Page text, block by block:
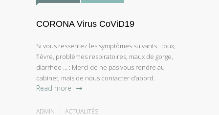
CORONA Virus CoViD19
Si vous ressentez les symptômes suivants : toux,
fièvre, problèmes respiratoires, maux de gorge,
diarrhée … : Merci de ne pas vous rendre au
cabinet, mais de nous contacter d’abord.
Read more
ADMIN ACTUALITÉS